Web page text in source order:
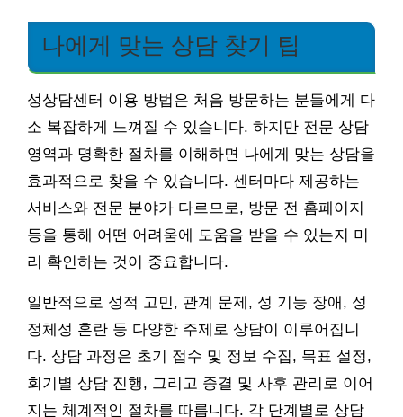
나에게 맞는 상담 찾기 팁
성상담센터 이용 방법은 처음 방문하는 분들에게 다
소 복잡하게 느껴질 수 있습니다. 하지만 전문 상담
영역과 명확한 절차를 이해하면 나에게 맞는 상담을
효과적으로 찾을 수 있습니다. 센터마다 제공하는
서비스와 전문 분야가 다르므로, 방문 전 홈페이지
등을 통해 어떤 어려움에 도움을 받을 수 있는지 미
리 확인하는 것이 중요합니다.
일반적으로 성적 고민, 관계 문제, 성 기능 장애, 성
정체성 혼란 등 다양한 주제로 상담이 이루어집니
다. 상담 과정은 초기 접수 및 정보 수집, 목표 설정,
회기별 상담 진행, 그리고 종결 및 사후 관리로 이어
지는 체계적인 절차를 따릅니다. 각 단계별로 상담